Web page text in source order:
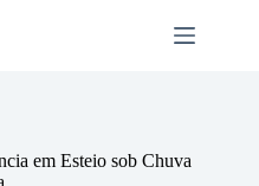
em Esteio sob Chuva